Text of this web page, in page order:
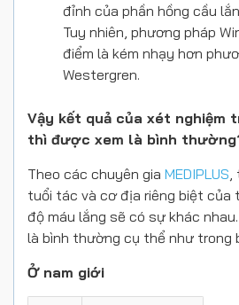
đỉnh của phần hồng cầu
Tuy nhiên, phương pháp
điểm là kém nhạy hơn
Westergren.
Vậy kết quả của xét nghiệm
thì được xem là bình
Theo các chuyên gia MEDIPLUS,
tuổi tác và cơ địa riêng biệt của
độ máu lắng sẽ có sự khác
là bình thường cụ thể như trong
Ở nam giới